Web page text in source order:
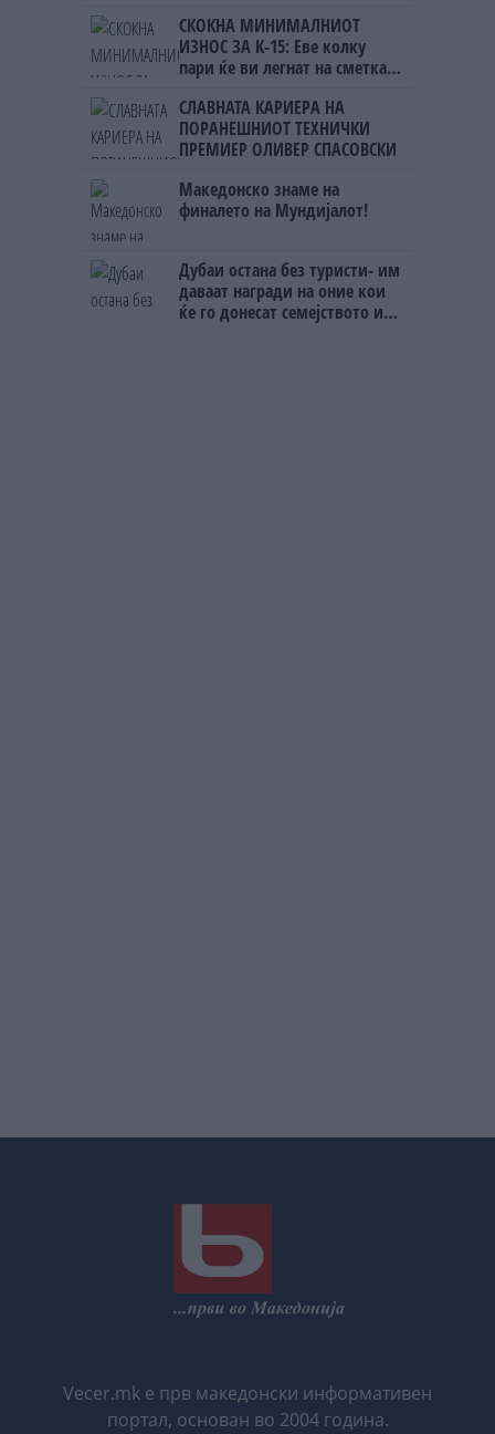
СКОКНА МИНИМАЛНИОТ
ИЗНОС ЗА К-15: Еве колку
пари ќе ви легнат на сметка
СЛАВНАТА КАРИЕРА НА
ПОРАНЕШНИОТ ТЕХНИЧКИ
ПРЕМИЕР ОЛИВЕР СПАСОВСКИ
Македонско знаме на
финалето на Мундијалот!
Дубаи остана без туристи- им
даваат награди на оние кои
ќе го донесат семејството или
Vecer.mk е прв македонски информативен
портал, основан во 2004 година.